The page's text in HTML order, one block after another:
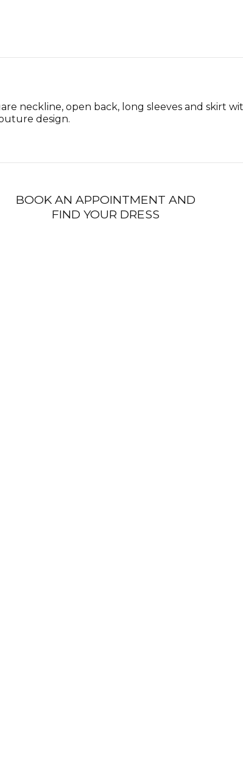
neckline, open back, long sleeves and skirt
design.
BOOK AN APPOINTMENT AND
FIND YOUR DRESS